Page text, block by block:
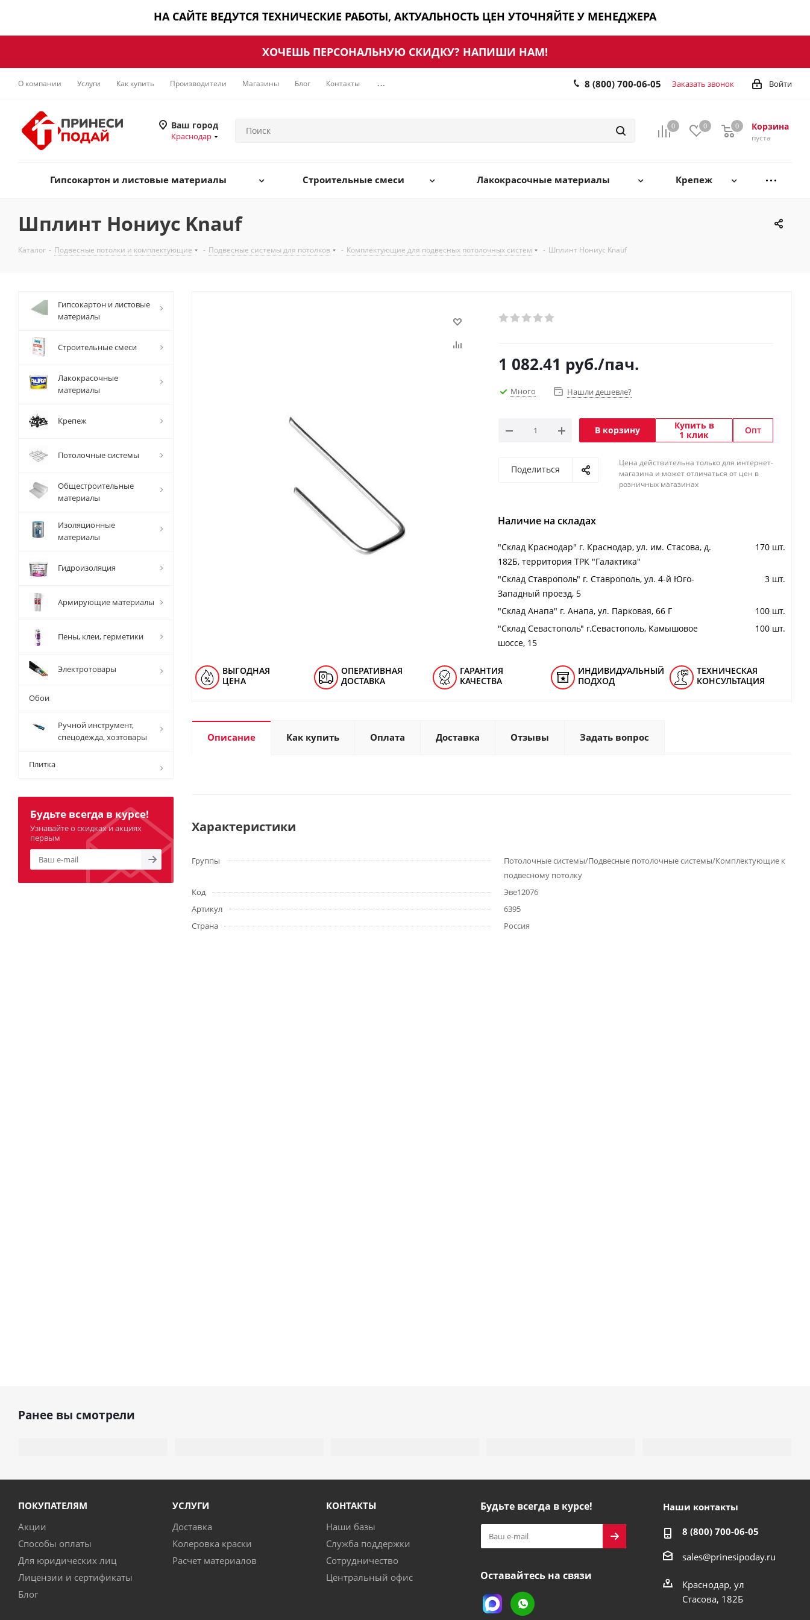
НА САЙТЕ ВЕДУТСЯ ТЕХНИЧЕСКИЕ РАБОТЫ, АКТУАЛЬНОСТЬ ЦЕН УТОЧНЯЙТЕ У МЕНЕДЖЕРА
ХОЧЕШЬ ПЕРСОНАЛЬНУЮ СКИДКУ? НАПИШИ НАМ!
О компании Услуги Как купить Производители Магазины Блог Контакты ... Войти
8 (800) 700-06-05 Заказать звонок
Ваш город
Краснодар
0 0 Корзина
0
пуста
0
Гипсокартон и листовые материалы Строительные смеси Лакокрасочные материалы Крепеж
Шплинт Нониус Knauf
Каталог - Подвесные потолки и комплектующие - Подвесные системы для потолков - Комплектующие для подвесных потолочных систем - Шплинт Нониус Knauf
1 082.41 руб./пач.
Много Нашли дешевле?
В корзину
Купить в
1 клик
Опт
Поделиться
Цена действительна только для интернет-
магазина и может отличаться от цен в
розничных магазинах
Наличие на складах
"Cклад Краснодар" г. Краснодар, ул. им. Стасова, д.
182Б, территория ТРК "Галактика"
170 шт.
"Cклад Ставрополь" г. Ставрополь, ул. 4-й Юго-
Западный проезд, 5
3 шт.
"Cклад Анапа" г. Анапа, ул. Парковая, 66 Г
100 шт.
"Cклад Севастополь" г.Севастополь, Камышовое
шоссе, 15
100 шт.
ВЫГОДНАЯ
ЦЕНА
ОПЕРАТИВНАЯ
ДОСТАВКА
ГАРАНТИЯ
КАЧЕСТВА
ИНДИВИДУАЛЬНЫЙ
ПОДХОД
ТЕХНИЧЕСКАЯ
КОНСУЛЬТАЦИЯ
Описание Как купить Оплата Доставка Отзывы Задать вопрос
Характеристики
Группы
Потолочные системы/Подвесные потолочные системы/Комплектующие к
подвесному потолку
Код
Эве12076
Артикул
6395
Страна
Россия
Гипсокартон и листовые
материалы
Строительные смеси
Лакокрасочные
материалы
Крепеж
Потолочные системы
Общестроительные
материалы
Изоляционные
материалы
Гидроизоляция
Армирующие материалы
Пены, клеи, герметики
Электротовары
Обои
Ручной инструмент,
спецодежда, хозтовары
Плитка
Будьте всегда в курсе!
Узнавайте о скидках и акциях
первым
Ранее вы смотрели
ПОКУПАТЕЛЯМ
Акции
Способы оплаты
Для юридических лиц
Лицензии и сертификаты
Блог
УСЛУГИ
Доставка
Колеровка краски
Расчет материалов
КОНТАКТЫ
Наши базы
Служба поддержки
Сотрудничество
Центральный офис
Будьте всегда в курсе!
Оставайтесь на связи
Наши контакты
8 (800) 700-06-05
sales@prinesipoday.ru
Краснодар, ул
Стасова, 182Б